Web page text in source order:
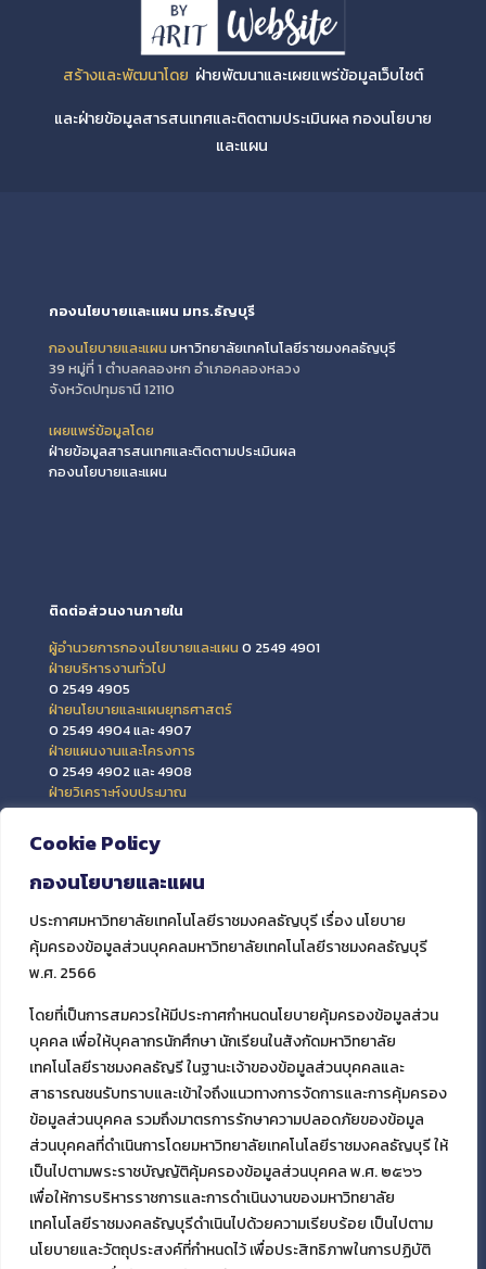
Cookie Policy
กองนโยบายและแผน
ประกาศมหาวิทยาลัยเทคโนโลยีราชมงคลธัญบุรี เรื่อง นโยบาย
คุ้มครองข้อมูลส่วนบุคคลมหาวิทยาลัยเทคโนโลยีราชมงคลธัญบุรี
พ.ศ. 2566
โดยที่เป็นการสมควรให้มีประกาศกำหนดนโยบายคุ้มครองข้อมูลส่วน
บุคคล เพื่อให้บุคลากรนักศึกษา นักเรียนในสังกัดมหาวิทยาลัย
เทคโนโลยีราชมงคลธัญรี ในฐานะเจ้าของข้อมูลส่วนบุคคลและ
สาธารณชนรับทราบและเข้าใจถึงแนวทางการจัดการและการคุ้มครอง
ข้อมูลส่วนบุคคล รวมถึงมาตรการรักษาความปลอดภัยของข้อมูล
ส่วนบุคคลที่ดำเนินการโดยมหาวิทยาลัยเทคโนโลยีราชมงคลธัญบุรี ให้
เป็นไปตามพระราชบัญญัติคุ้มครองข้อมูลส่วนบุคคล พ.ศ. ๒๕๖๖
เพื่อให้การบริหารราชการและการดำเนินงานของมหาวิทยาลัย
เทคโนโลยีราชมงคลธัญบุรีดำเนินไปด้วยความเรียบร้อย เป็นไปตาม
นโยบายและวัตถุประสงค์ที่กำหนดไว้ เพื่อประสิทธิภาพในการปฏิบัติ
สร้างและพัฒนาโดย ฝ่ายพัฒนาและเผยแพร่ข้อมูลเว็บไซต์
และฝ่ายข้อมูลสารสนเทศและติดตามประเมินผล กองนโยบาย
และแผน
กองนโยบายและแผน มทร.ธัญบุรี
กองนโยบายและแผน มหาวิทยาลัยเทคโนโลยีราชมงคลธัญบุรี
39 หมู่ที่ 1 ตำบลคลองหก อำเภอคลองหลวง
จังหวัดปทุมธานี 12110
เผยแพร่ข้อมูลโดย
ฝ่ายข้อมูลสารสนเทศและติดตามประเมินผล
กองนโยบายและแผน
ติดต่อส่วนงานภายใน
ผู้อำนวยการกองนโยบายและแผน 0 2549 4901
ฝ่ายบริหารงานทั่วไป
0 2549 4905
ฝ่ายนโยบายและแผนยุทธศาสตร์
0 2549 4904 และ 4907
ฝ่ายแผนงานและโครงการ
0 2549 4902 และ 4908
ฝ่ายวิเคราะห์งบประมาณ
0 2549 4903 และ 4909
ฝ่ายข้อมูลสารสนเทศและติดตามประเมินผล
0 2549 4906